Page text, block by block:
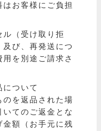
お客様にご負担
（受け取り拒
び、再発送につ
を別途ご請求さ
ついて
を返品された場
てのご返金とな
金額（お手元に残